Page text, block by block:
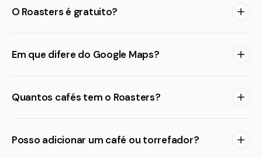
O Roasters é gratuito?
Em que difere do Google Maps?
Quantos cafés tem o Roasters?
Posso adicionar um café ou torrefador?